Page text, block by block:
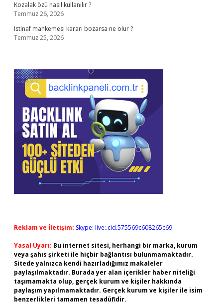
Kozalak özü nasıl kullanılır ?
Temmuz 26, 2026
Istinaf mahkemesi kararı bozarsa ne olur ?
Temmuz 25, 2026
Reklam ve İletişim: Skype: live:.cid.575569c608265c69
Yasal Uyarı: Bu internet sitesi, herhangi bir marka, kurum
veya şahıs şirketi ile hiçbir bağlantısı bulunmamaktadır.
Sitede yalnızca kendi hazırladığımız makaleler
paylaşılmaktadır. Burada yer alan içerikler haber niteliği
taşımamakta olup, gerçek kurum ve kişiler hakkında
paylaşım yapılmamaktadır. Gerçek kurum ve kişiler ile isim
benzerlikleri tamamen tesadüfidir.